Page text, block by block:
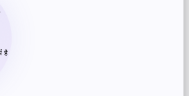
है